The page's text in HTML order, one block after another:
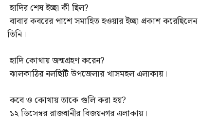
হাদির শেষ ইচ্ছা কী ছিল?
বাবার কবরের পাশে সমাহিত হওয়ার ইচ্ছা প্রকাশ করেছিলেন
তিনি।
হাদি কোথায় জন্মগ্রহণ করেন?
ঝালকাঠির নলছিটি উপজেলার খাসমহল এলাকায়।
কবে ও কোথায় তাকে গুলি করা হয়?
১২ ডিসেম্বর রাজধানীর বিজয়নগর এলাকায়।